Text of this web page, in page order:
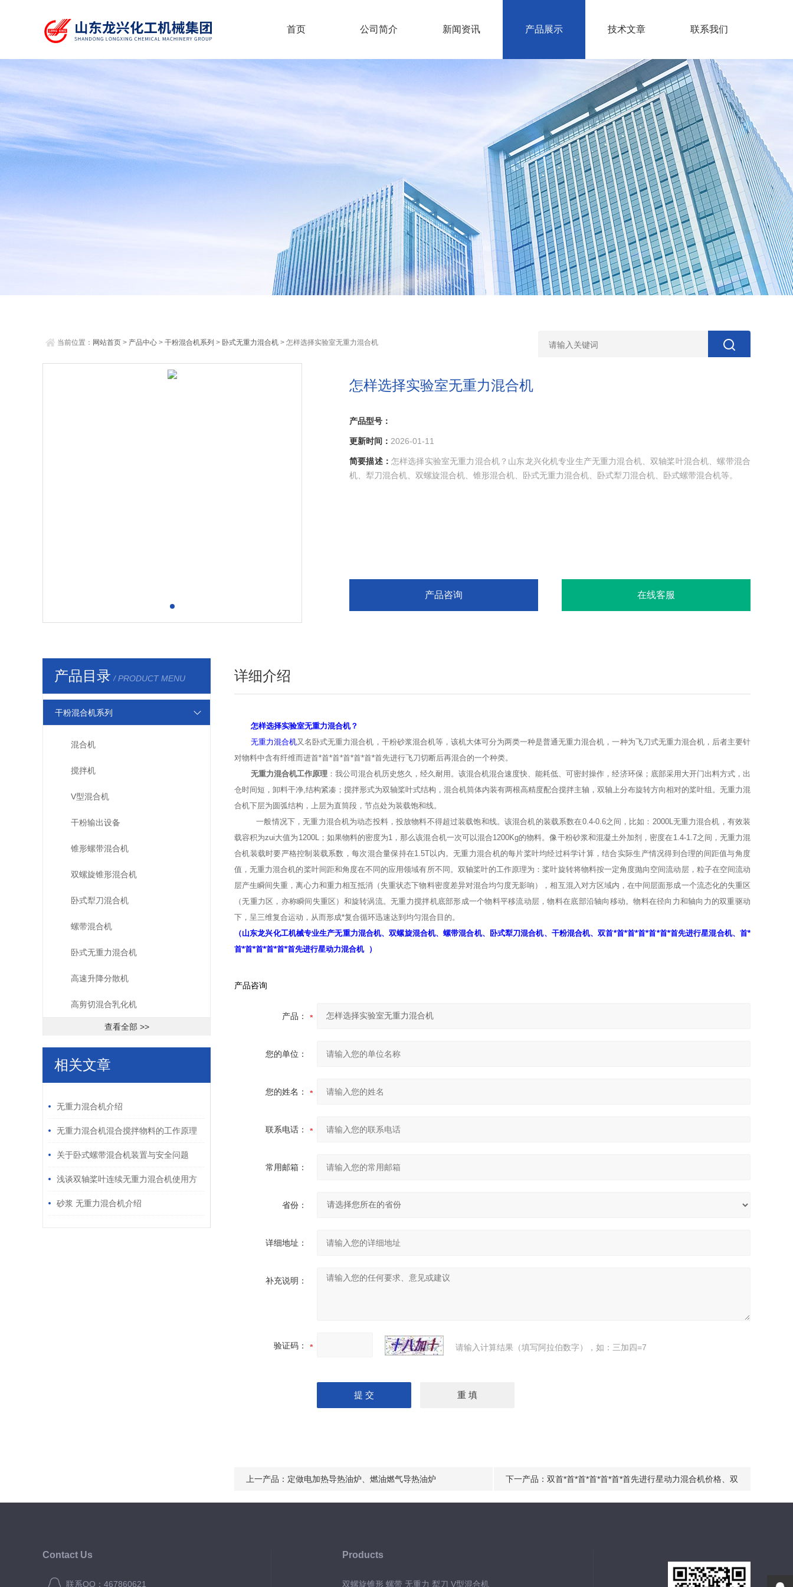
首页 公司简介 新闻资讯 产品展示 技术文章 联系我们
当前位置： 网站首页 > 产品中心 > 干粉混合机系列 > 卧式无重力混合机 > 怎样选择实验室无重力混合机
怎样选择实验室无重力混合机
产品型号：
更新时间： 2026-01-11
简要描述： 怎样选择实验室无重力混合机？山东龙兴化机专业生产无重力混合机、双轴桨叶混合机、螺带混合
机、犁刀混合机、双螺旋混合机、锥形混合机、卧式无重力混合机、卧式犁刀混合机、卧式螺带混合机等。
产品咨询 在线客服
产品目录 / PRODUCT MENU
干粉混合机系列
混合机
搅拌机
V型混合机
干粉输出设备
锥形螺带混合机
双螺旋锥形混合机
卧式犁刀混合机
螺带混合机
卧式无重力混合机
高速升降分散机
高剪切混合乳化机
查看全部 >>
相关文章
无重力混合机介绍
无重力混合机混合搅拌物料的工作原理
关于卧式螺带混合机装置与安全问题
浅谈双轴桨叶连续无重力混合机使用方
法 砂浆 无重力混合机介绍
详细介绍
怎样选择实验室无重力混合机？
无重力混合机又名卧式无重力混合机，干粉砂浆混合机等，该机大体可分为两类一种是普通无重力混合机，一种为飞刀式无重力混合机，后者主要针
对物料中含有纤维而进首*首*首*首*首*首*首先进行飞刀切断后再混合的一个种类。
无重力混合机工作原理 ：我公司混合机历史悠久，经久耐用。该混合机混合速度快、能耗低、可密封操作，经济环保；底部采用大开门出料方式，出
仓时间短，卸料干净,结构紧凑；搅拌形式为双轴桨叶式结构，混合机筒体内装有两根高精度配合搅拌主轴，双轴上分布旋转方向相对的桨叶组。无重力混
合机下层为圆弧结构，上层为直筒段，节点处为装载饱和线。
一般情况下，无重力混合机为动态投料，投放物料不得超过装载饱和线。该混合机的装载系数在0.4-0.6之间，比如：2000L无重力混合机，有效装
载容积为zui大值为1200L；如果物料的密度为1，那么该混合机一次可以混合1200Kg的物料。像干粉砂浆和混凝土外加剂，密度在1.4-1.7之间，无重力混
合机装载时要严格控制装载系数，每次混合量保持在1.5T以内。无重力混合机的每片桨叶均经过科学计算，结合实际生产情况得到合理的间距值与角度
值，无重力混合机的桨叶间距和角度在不同的应用领域有所不同。双轴桨叶的工作原理为：桨叶旋转将物料按一定角度抛向空间流动层，粒子在空间流动
层产生瞬间失重，离心力和重力相互抵消（失重状态下物料密度差异对混合均匀度无影响），相互混入对方区域内，在中间层面形成一个流态化的失重区
（无重力区，亦称瞬间失重区）和旋转涡流。无重力搅拌机底部形成一个物料平移流动层，物料在底部沿轴向移动。物料在径向力和轴向力的双重驱动
下，呈三维复合运动，从而形成*复合循环迅速达到均匀混合目的。
（山东龙兴化工机械专业生产无重力混合机、双螺旋混合机、螺带混合机、卧式犁刀混合机、干粉混合机、双首*首*首*首*首*首*首先进行星混合机、首*
首*首*首*首*首*首先进行星动力混合机 ）
产品咨询
产品：
您的单位：
您的姓名：
联系电话：
常用邮箱：
省份：
详细地址：
补充说明：
验证码： 请输入计算结果（填写阿拉伯数字），如：三加四=7
上一产品： 定做电加热导热油炉、燃油燃气导热油炉 下一产品： 双首*首*首*首*首*首*首先进行星动力混合机价格、双
首*首*首*首*首*首*首先进行星混合机厂家
Contact Us
联系QQ：467860621
Products
双螺旋锥形 螺带 无重力 犁刀 V型混合机